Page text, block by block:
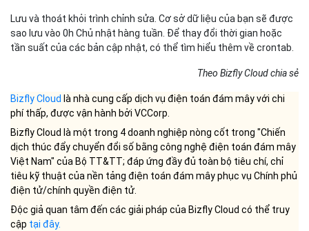
Lưu và thoát khỏi trình chỉnh sửa. Cơ sở dữ liệu của bạn sẽ được
sao lưu vào 0h Chủ nhật hàng tuần. Để thay đổi thời gian hoặc
tần suất của các bản cập nhật, có thể tìm hiểu thêm về crontab.
Theo Bizfly Cloud chia sẻ
Bizfly Cloud là nhà cung cấp dịch vụ điện toán đám mây với chi
phí thấp, được vận hành bởi VCCorp.
Bizfly Cloud là một trong 4 doanh nghiệp nòng cốt trong "Chiến
dịch thúc đẩy chuyển đổi số bằng công nghệ điện toán đám mây
Việt Nam" của Bộ TT&TT; đáp ứng đầy đủ toàn bộ tiêu chí, chỉ
tiêu kỹ thuật của nền tảng điện toán đám mây phục vụ Chính phủ
điện tử/chính quyền điện tử.
Độc giả quan tâm đến các giải pháp của Bizfly Cloud có thể truy
cập tại đây.